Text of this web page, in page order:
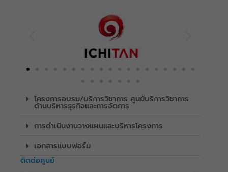
โครงการอบรม/บริการวิชาการ ศูนย์บริการวิชาการ
ด้านบริหารธุรกิจและการจัดการ
การดำเนินงานวางแผนและบริหารโครงการ
เอกสารแบบฟอร์ม
ติดต่อศูนย์